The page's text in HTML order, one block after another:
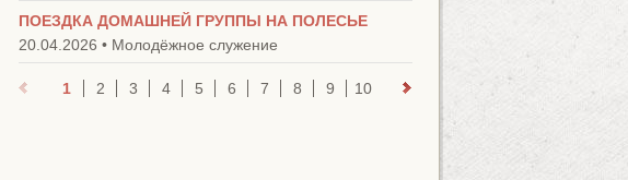
ПОЕЗДКА ДОМАШНЕЙ ГРУППЫ НА ПОЛЕСЬЕ
20.04.2026 • Молодёжное служение
1 2 3 4 5 6 7 8 9 10 11 17